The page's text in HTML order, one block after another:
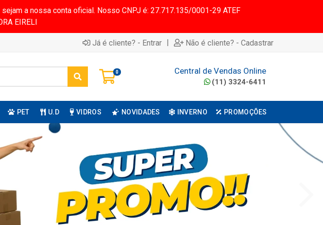
a nossa conta oficial. Nosso CNPJ é: 27.717.135/0001-29 ATEF
EIRELI
Já é cliente? - Entrar | Não é cliente? - Cadastrar
0 Central de Vendas Online
(11) 3324-6411
PET U.D VIDROS NOVIDADES INVERNO PROMOÇÕES